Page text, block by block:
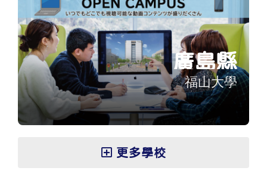
廣島縣
福山大學
更多學校